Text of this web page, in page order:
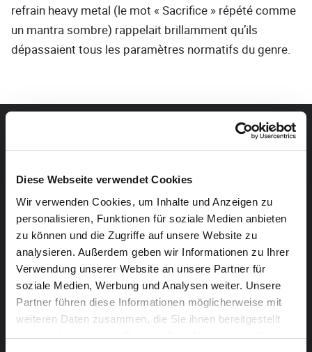
Diese Webseite verwendet Cookies
Wir verwenden Cookies, um Inhalte und Anzeigen zu
personalisieren, Funktionen für soziale Medien anbieten
zu können und die Zugriffe auf unsere Website zu
analysieren. Außerdem geben wir Informationen zu Ihrer
Verwendung unserer Website an unsere Partner für
soziale Medien, Werbung und Analysen weiter. Unsere
Partner führen diese Informationen möglicherweise mit
weiteren Daten zusammen, die Sie ihnen bereitgestellt
haben oder die sie im Rahmen Ihrer Nutzung der Dienste
refrain heavy metal (le mot « Sacrifice » répété comme
un mantra sombre) rappelait brillamment qu’ils
dépassaient tous les paramètres normatifs du genre.